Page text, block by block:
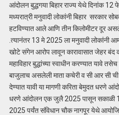
आंदोलन बुद्धगया बिहार राज्य येथे दिनांक
मध्यरात्री मनुवादी लोकांनी बिहार सरकार
हटविण्यात आले आणि तीन किलोमीटर दूर
.त्यानंतर 13 मे 2025 ला मनुवादी लोकांनी
खोटे संगेन आरोप लावून कारावासात जेहर बंद
महाविहार बुद्धांच्या स्वाधीन करण्यात यावे
बाजुलाच असलेली माता कचेरी व सी आर सी ची
देण्यात यावी या मागणी करिता बेमुदत
धरणे आंदोलन एक जुलै 2025 पासून सकाळी
2025 पर्यंत संविधान चौक नागपूर येथे